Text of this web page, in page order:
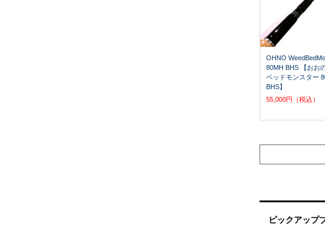
OHNO
80MH BHS 【おお
ベッドモンスター
BHS】
55,000円（税込）
ピックアップ